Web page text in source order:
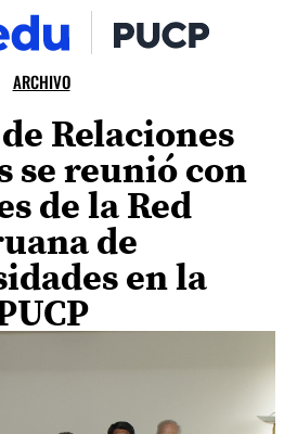
ARCHIVO
Relaciones
se reunió con
de la Red
de
en la